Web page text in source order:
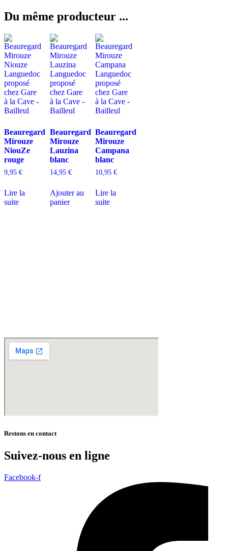
Du même producteur ...
Beauregard
Mirouze
NiouZe
rouge
9,95 €
Lire la
suite
Beauregard
Mirouze
Lauzina
blanc
14,95 €
Ajouter au
panier
Beauregard
Mirouze
Campana
blanc
10,95€
Lire la
suite
Restons en contact
Suivez-nous en ligne
Facebook-f